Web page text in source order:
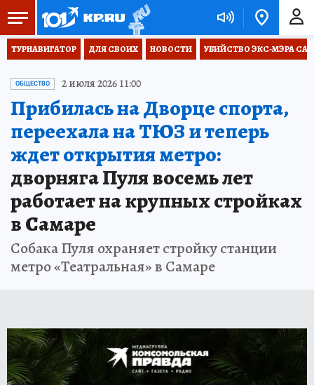
ТУРНАВИГАТОР ДЛЯ СВОИХ НОВОСТИ УБИЙСТВО ЭКС-МЭРА
ОБЩЕСТВО 2 июля 2026 11:00
Прибилась на Дворце спорта,
переехала на ТЮЗ и теперь
ждет открытия метро:
дворняга Пуля восемь лет
работает на крупных стройках
в Самаре
Собака Пуля охраняет стройку станции
метро «Театральная» в Самаре